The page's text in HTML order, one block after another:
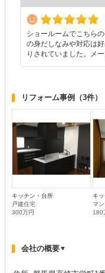
ショールームでこちら
の身だしなみや対応は
りされていました。メ
リフォーム事例 （3件）
キッチン・台所
戸建住宅
300万円
キ
マ
180
会社の概要▼